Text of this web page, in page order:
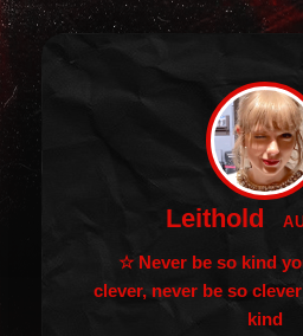
Leithold
☆ Never be so kind
clever, never be so
kind